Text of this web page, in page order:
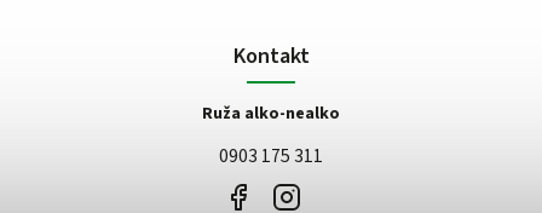
Kontakt
Ruža alko-nealko
0903 175 311